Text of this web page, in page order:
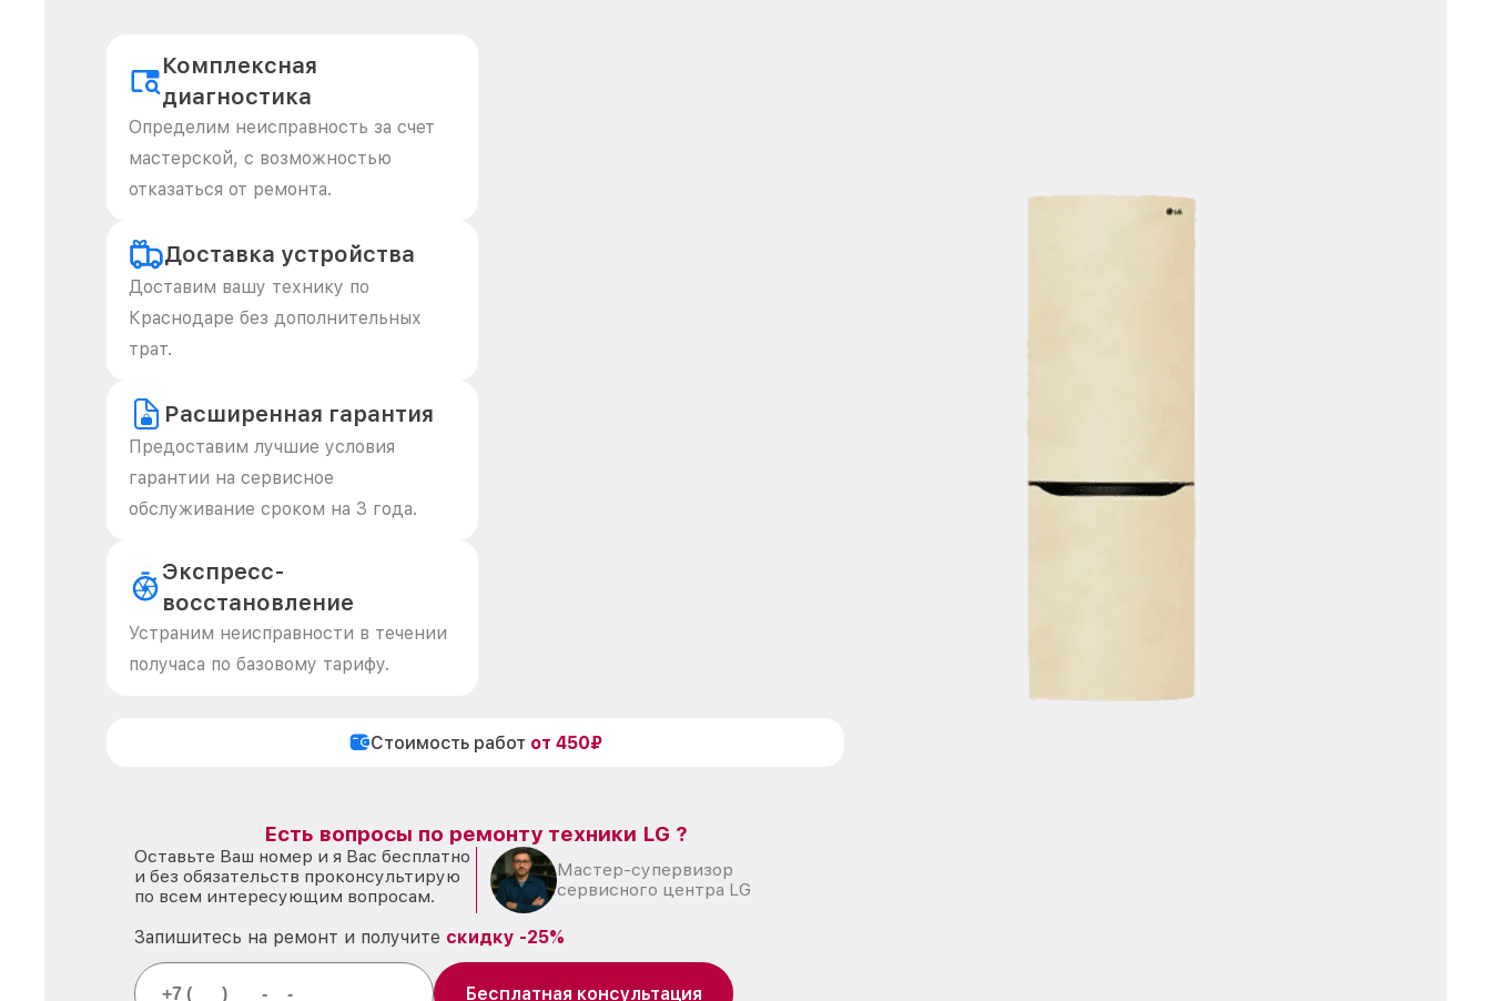
Комплексная
диагностика
Определим неисправность за счет
мастерской, с возможностью
отказаться от ремонта.
Доставка устройства
Доставим вашу технику по
Краснодаре без дополнительных
трат.
Расширенная гарантия
Предоставим лучшие условия
гарантии на сервисное
обслуживание сроком на 3 года.
Экспресс-
восстановление
Устраним неисправности в течении
получаса по базовому тарифу.
Стоимость работ от 450₽
Есть вопросы по ремонту техники LG ?
Оставьте Ваш номер и я Вас бесплатно
и без обязательств проконсультирую
по всем интересующим вопросам.
Мастер-супервизор
сервисного центра LG
Запишитесь на ремонт и получите скидку -25%
Бесплатная консультация